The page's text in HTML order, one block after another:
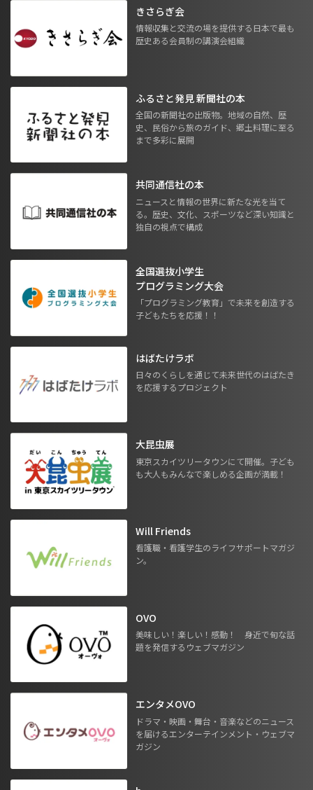
きさらぎ会
情報収集と交流の場を提供する日本で最も
歴史ある会員制の講演会組織
ふるさと発見 新聞社の本
全国の新聞社の出版物。地域の自然、歴
史、民俗から旅のガイド、郷土料理に至る
まで多彩に展開
共同通信社の本
ニュースと情報の世界に新たな光を当て
る。歴史、文化、スポーツなど深い知識と
独自の視点で構成
全国選抜小学生
プログラミング大会
「プログラミング教育」で未来を創造する
子どもたちを応援！！
はばたけラボ
日々のくらしを通じて未来世代のはばたき
を応援するプロジェクト
大昆虫展
東京スカイツリータウンにて開催。子ども
も大人もみんなで楽しめる企画が満載！
Will Friends
看護職・看護学生のライフサポートマガジ
ン。
OVO
美味しい！楽しい！感動！ 身近で旬な話
題を発信するウェブマガジン
エンタメOVO
ドラマ・映画・舞台・音楽などのニュース
を届けるエンターテインメント・ウェブマ
ガジン